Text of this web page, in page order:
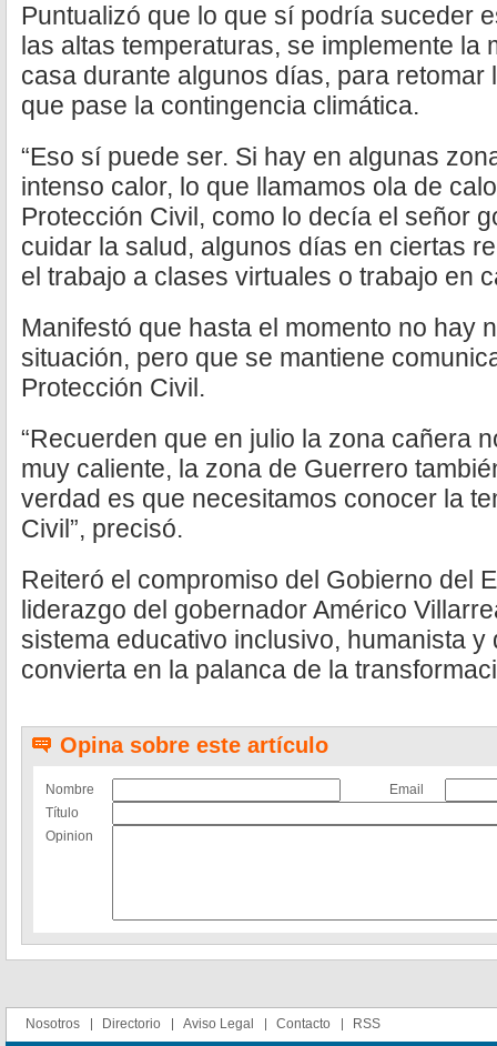
Puntualizó que lo que sí podría suceder
las altas temperaturas, se implemente la
casa durante algunos días, para retomar
que pase la contingencia climática.
“Eso sí puede ser. Si hay en algunas
intenso calor, lo que llamamos ola de
Protección Civil, como lo decía el señor
cuidar la salud, algunos días en ciertas
el trabajo a clases virtuales o trabajo en
Manifestó que hasta el momento no hay
situación, pero que se mantiene
Protección Civil.
“Recuerden que en julio la zona cañera
muy caliente, la zona de Guerrero
verdad es que necesitamos conocer la
Civil”, precisó.
Reiteró el compromiso del Gobierno del
liderazgo del gobernador Américo
sistema educativo inclusivo, humanista y
convierta en la palanca de la
Opina sobre este artículo
Nombre
Email
Título
Opinion
Nosotros Directorio Aviso Legal Contacto RSS